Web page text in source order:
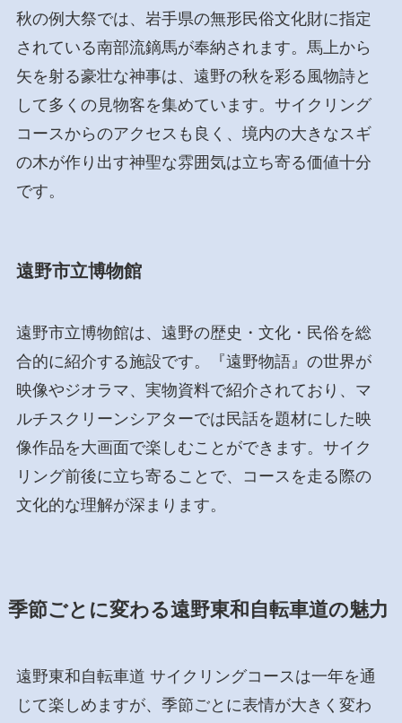
秋の例大祭では、岩手県の無形民俗文化財に指定
されている南部流鏑馬が奉納されます。馬上から
矢を射る豪壮な神事は、遠野の秋を彩る風物詩と
して多くの見物客を集めています。サイクリング
コースからのアクセスも良く、境内の大きなスギ
の木が作り出す神聖な雰囲気は立ち寄る価値十分
です。
遠野市立博物館
遠野市立博物館は、遠野の歴史・文化・民俗を総
合的に紹介する施設です。『遠野物語』の世界が
映像やジオラマ、実物資料で紹介されており、マ
ルチスクリーンシアターでは民話を題材にした映
像作品を大画面で楽しむことができます。サイク
リング前後に立ち寄ることで、コースを走る際の
文化的な理解が深まります。
季節ごとに変わる遠野東和自転車道の魅力
遠野東和自転車道 サイクリングコースは一年を通
じて楽しめますが、季節ごとに表情が大きく変わ